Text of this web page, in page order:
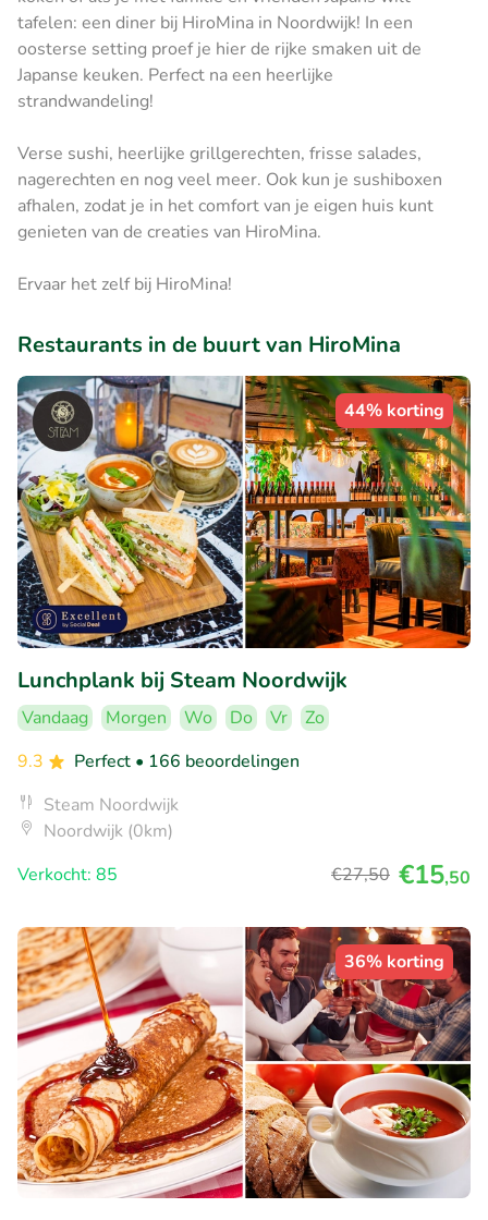
tafelen: een diner bij HiroMina in Noordwijk! In een
oosterse setting proef je hier de rijke smaken uit de
Japanse keuken. Perfect na een heerlijke
strandwandeling!
Verse sushi, heerlijke grillgerechten, frisse salades,
nagerechten en nog veel meer. Ook kun je sushiboxen
afhalen, zodat je in het comfort van je eigen huis kunt
genieten van de creaties van HiroMina.
Ervaar het zelf bij HiroMina!
Restaurants in de buurt van HiroMina
44% korting
Lunchplank bij Steam Noordwijk
Vandaag Morgen Wo Do Vr
Zo
9.3
Perfect • 166 beoordelingen
Steam Noordwijk
Noordwijk (0km)
Verkocht: 85
€27,50 €15,50
36% korting